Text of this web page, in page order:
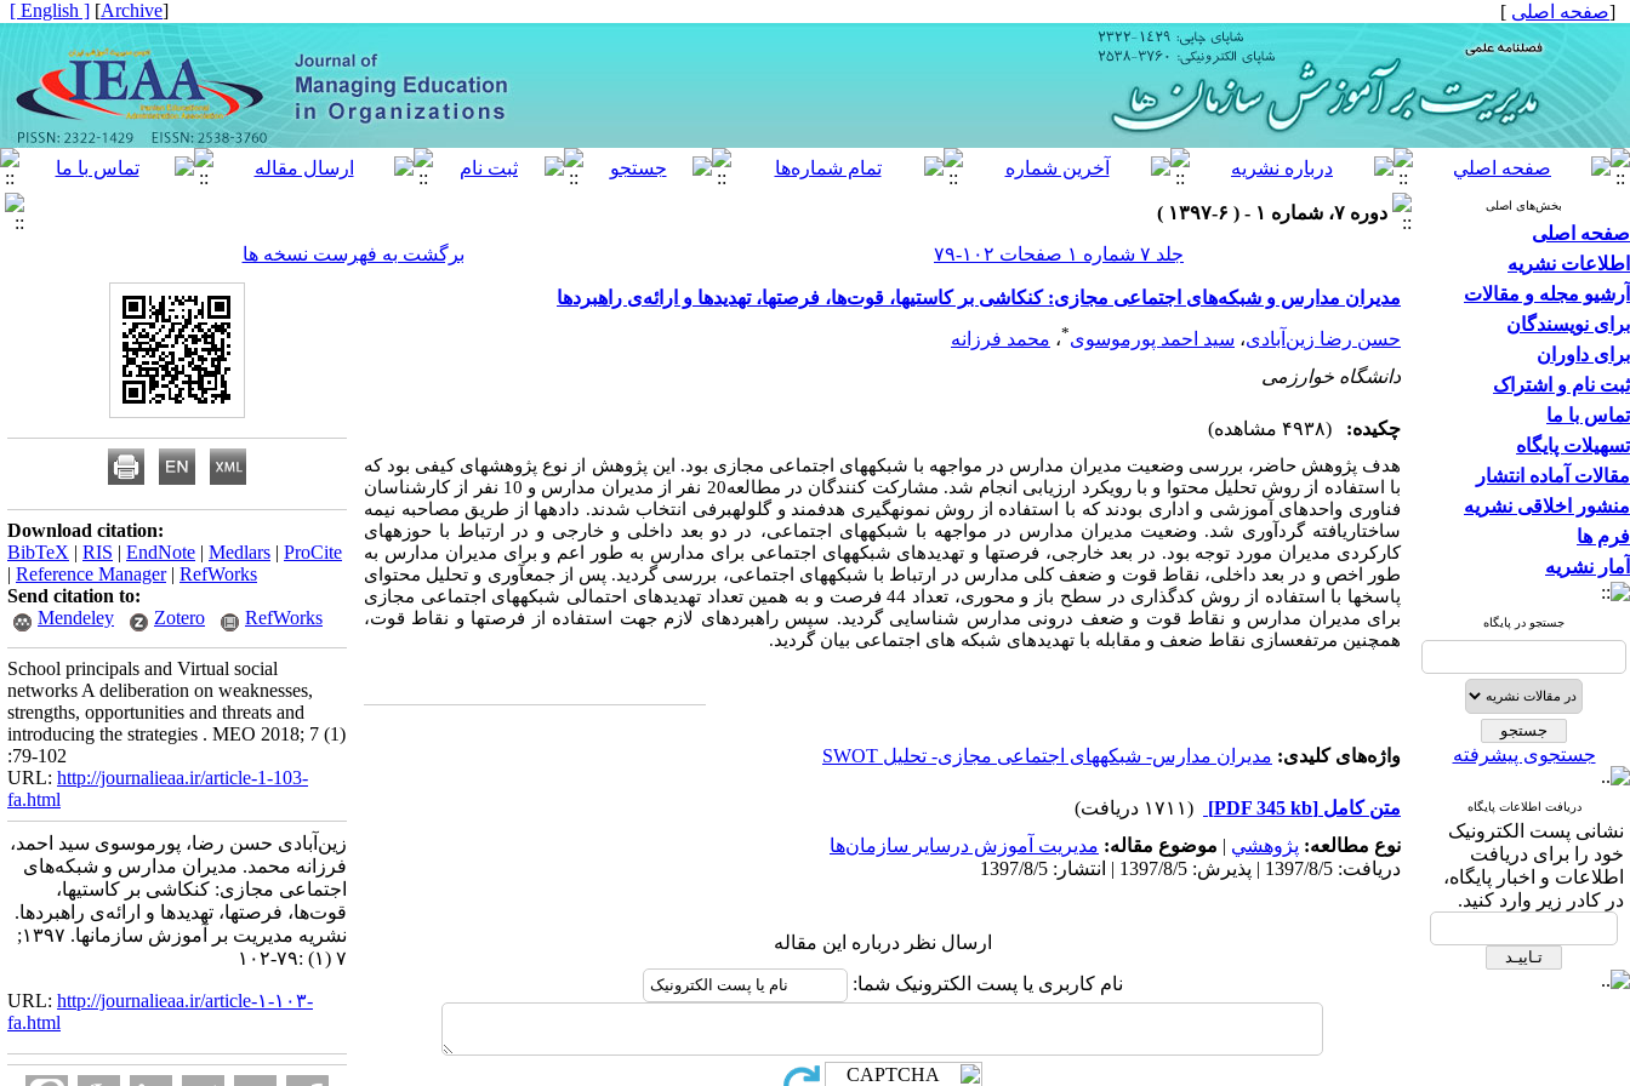
[صفحه اصلی ]
[
Archive
]
[ English ]
بخش‌های اصلی
صفحه اصلی
اطلاعات نشریه
آرشیو مجله و مقالات
برای نویسندگان
برای داوران
ثبت نام و اشتراک
تماس با ما
تسهیلات پایگاه
مقالات آماده انتشار
منشور اخلاقی نشریه
فرم ها
آمار نشریه
جستجو در پایگاه
جستجوی پیشرفته
دریافت اطلاعات پایگاه
نشانی پست الکترونیک
خود را برای دریافت
اطلاعات و اخبار پایگاه،
در کادر زیر وارد کنید.
دوره ۷، شماره ۱ - ( ۶-۱۳۹۷ )
جلد ۷ شماره ۱ صفحات ۱۰۲-۷۹
برگشت به فهرست نسخه ها
مدیران مدارس و شبکه‌های اجتماعی مجازی: کنکاشی بر کاستی­ها، قوت‌ها، فرصت­ها، تهدیدها و ارائه­‌ی راهبردها
حسن رضا زین‌آبادی، سید احمد پورموسوی*، محمد فرزانه
دانشگاه خوارزمی
چکیده: (۴۹۳۸ مشاهده)
هدف پژوهش حاضر، بررسی وضعیت مدیران مدارس در مواجهه با شبکه­های اجتماعی مجازی بود. این پژوهش از نوع پژوهش­های کیفی بود که
با استفاده از روش تحلیل محتوا و با رویکرد ارزیابی انجام شد. مشارکت کنندگان در مطالعه20 نفر از مدیران مدارس و 10 نفر از کارشناسان
فناوری واحدهای آموزشی و اداری بودند که با استفاده از روش نمونه­گیری هدفمند و گلوله­برفی انتخاب شدند. داده­ها از طریق مصاحبه نیمه
ساختاریافته گردآوری شد. وضعیت مدیران مدارس در مواجهه با شبکه­های اجتماعی، در دو بعد داخلی و خارجی و در ارتباط با حوزه­های
کارکردی مدیران مورد توجه بود. در بعد خارجی، فرصت­ها و تهدیدهای شبکه­های اجتماعی برای مدارس به طور اعم و برای مدیران مدارس به
طور اخص و در بعد داخلی، نقاط قوت و ضعف کلی مدارس در ارتباط با شبکه­های اجتماعی، بررسی گردید. پس از جمع­آوری و تحلیل محتوای
پاسخ­ها با استفاده از روش کدگذاری در سطح باز و محوری، تعداد 44 فرصت و به همین تعداد تهدیدهای احتمالی شبکه­های اجتماعی مجازی
برای مدیران مدارس و نقاط قوت و ضعف درونی مدارس شناسایی گردید. سپس راهبردهای لازم جهت استفاده از فرصت­ها و نقاط قوت،
همچنین مرتفع­سازی نقاط ضعف و مقابله با تهدیدهای شبکه ­های اجتماعی بیان گردید.
واژه‌های کلیدی: مدیران مدارس- شبکه­های اجتماعی مجازی- تحلیل SWOT
متن کامل [PDF 345 kb]
(۱۷۱۱ دریافت)
نوع مطالعه: پژوهشي | موضوع مقاله: مدیریت آموزش درسایر سازمان‌ها
دریافت: 1397/8/5 | پذیرش: 1397/8/5 | انتشار: 1397/8/5
ارسال نظر درباره این مقاله
نام کاربری یا پست الکترونیک شما:
Download citation:
BibTeX | RIS | EndNote | Medlars | ProCite
| Reference Manager| RefWorks
Send citation to:
Mendeley
Zotero RefWorks
School principals and Virtual social
networks A deliberation on weaknesses,
strengths, opportunities and threats and
introducing the strategies . MEO 2018; 7 (1)
:79-102
URL: http://journalieaa.ir/article-1-103-
fa.html
زین‌آبادی حسن رضا، پورموسوی سید احمد،
فرزانه محمد. مدیران مدارس و شبکه‌های
اجتماعی مجازی: کنکاشی بر کاستی­ها،
قوت‌ها، فرصت­ها، تهدیدها و ارائه­‌ی راهبردها.
نشریه مديريت بر آموزش سازمانها. ۱۳۹۷;
۷ (۱) :۷۹-۱۰۲
URL: http://journalieaa.ir/article-۱-۱۰۳-
fa.html